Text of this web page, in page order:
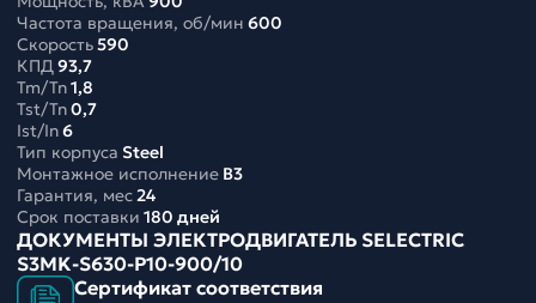
Частота вращения, об/мин 600
Скорость590
КПД93,7
Tm/Tn1,8
Tst/Tn0,7
Ist/In6
Тип корпуса Steel
Монтажное исполнение B3
Гарантия, мес24
Срок поставки 180 дней
ДОКУМЕНТЫ ЭЛЕКТРОДВИГАТЕЛЬ SELECTRIC
S3MK-S630-P10-900/10
Сертификат соответствия